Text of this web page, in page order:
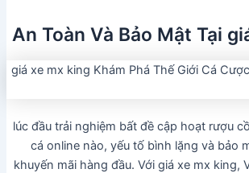
An Toàn Và Bảo Mật Tại
lúc đầu trải nghiệm bất đề cập hoạt rượu
cá online nào, yếu tố bình lặng và bảo
khuyến mãi hàng đầu. Với giá xe mx king,